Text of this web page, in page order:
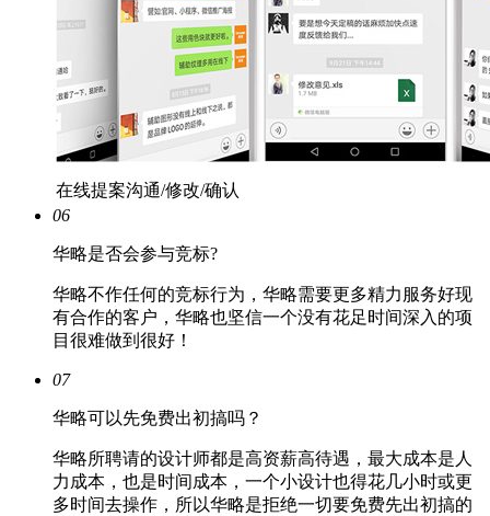
在线提案沟通/修改/确认
06
华略是否会参与竞标?
华略不作任何的竞标行为，华略需要更多精力服务好现
有合作的客户，华略也坚信一个没有花足时间深入的项
目很难做到很好！
07
华略可以先免费出初搞吗？
华略所聘请的设计师都是高资薪高待遇，最大成本是人
力成本，也是时间成本，一个小设计也得花几小时或更
多时间去操作，所以华略是拒绝一切要免费先出初搞的